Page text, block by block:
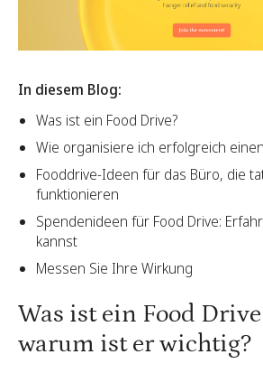
In diesem Blog:
Was ist ein Food Drive?
Wie organisiere ich erfolgreich
Fooddrive-Ideen für das Büro, die
funktionieren
Spendenideen für Food Drive:
kannst
Messen Sie Ihre Wirkung
Was ist ein Food
warum ist er wichtig?